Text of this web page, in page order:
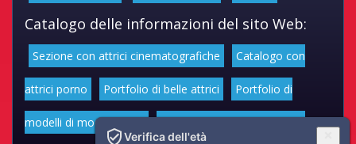
Catalogo delle informazioni del sito Web:
Sezione con attrici cinematografiche Catalogo con
attrici porno Portfolio di belle attrici Portfolio di
modelli di moda volgari Affascinanti star dello sport
Verifica dell'età